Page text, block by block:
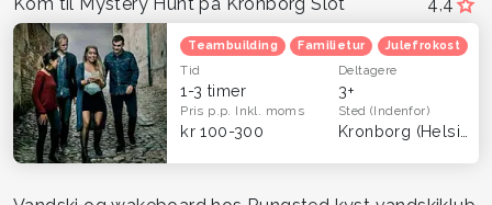
4,4
Kom til Mystery Hunt på Kronborg Slot
Teambuilding Familietur Julefrokost
Tid
1-3 timer
Deltagere
3+
Pris p.p. Inkl. moms
kr 100-300
Sted(Indenfor)